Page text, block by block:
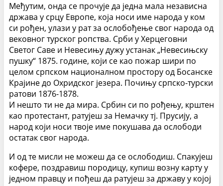
Међутим, онда се прочује да једна мала независна
држава у срцу Европе, која носи име народа у ком
си рођен, улази у рат за ослобођење свог народа од
вековног турског ропства. Срби у Херцеговни
Светог Саве и Невесињу дужу устанак „Невесињску
пушку“ 1875. године, који се као пожар шири по
целом српском националном простору од Босанске
Крајине до Охридског језера. Почињу српско-турски
ратови 1876-1878.
И нешто ти не да мира. Србин си по рођењу, крштен
као протестант, ратујеш за Немачку тј. Прусију, а
народ који носи твоје име покушава да ослободи
остатак свог народа.
И од те мисли не можеш да се ослободиш. Спакујеш
кофере, поздравиш породицу, купиш возну карту у
једном правцу и пођеш да ратујеш за државу у којој